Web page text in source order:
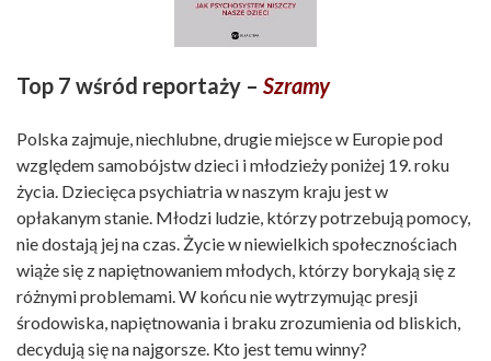
Top 7 wśród reportaży – Szramy
Polska zajmuje, niechlubne, drugie miejsce w Europie pod
względem samobójstw dzieci i młodzieży poniżej 19. roku
życia. Dziecięca psychiatria w naszym kraju jest w
opłakanym stanie. Młodzi ludzie, którzy potrzebują pomocy,
nie dostają jej na czas. Życie w niewielkich społecznościach
wiąże się z napiętnowaniem młodych, którzy borykają się z
różnymi problemami. W końcu nie wytrzymując presji
środowiska, napiętnowania i braku zrozumienia od bliskich,
decydują się na najgorsze. Kto jest temu winny?